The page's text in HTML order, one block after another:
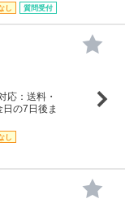
し 質問受付
：送料・
の7日後ま
し